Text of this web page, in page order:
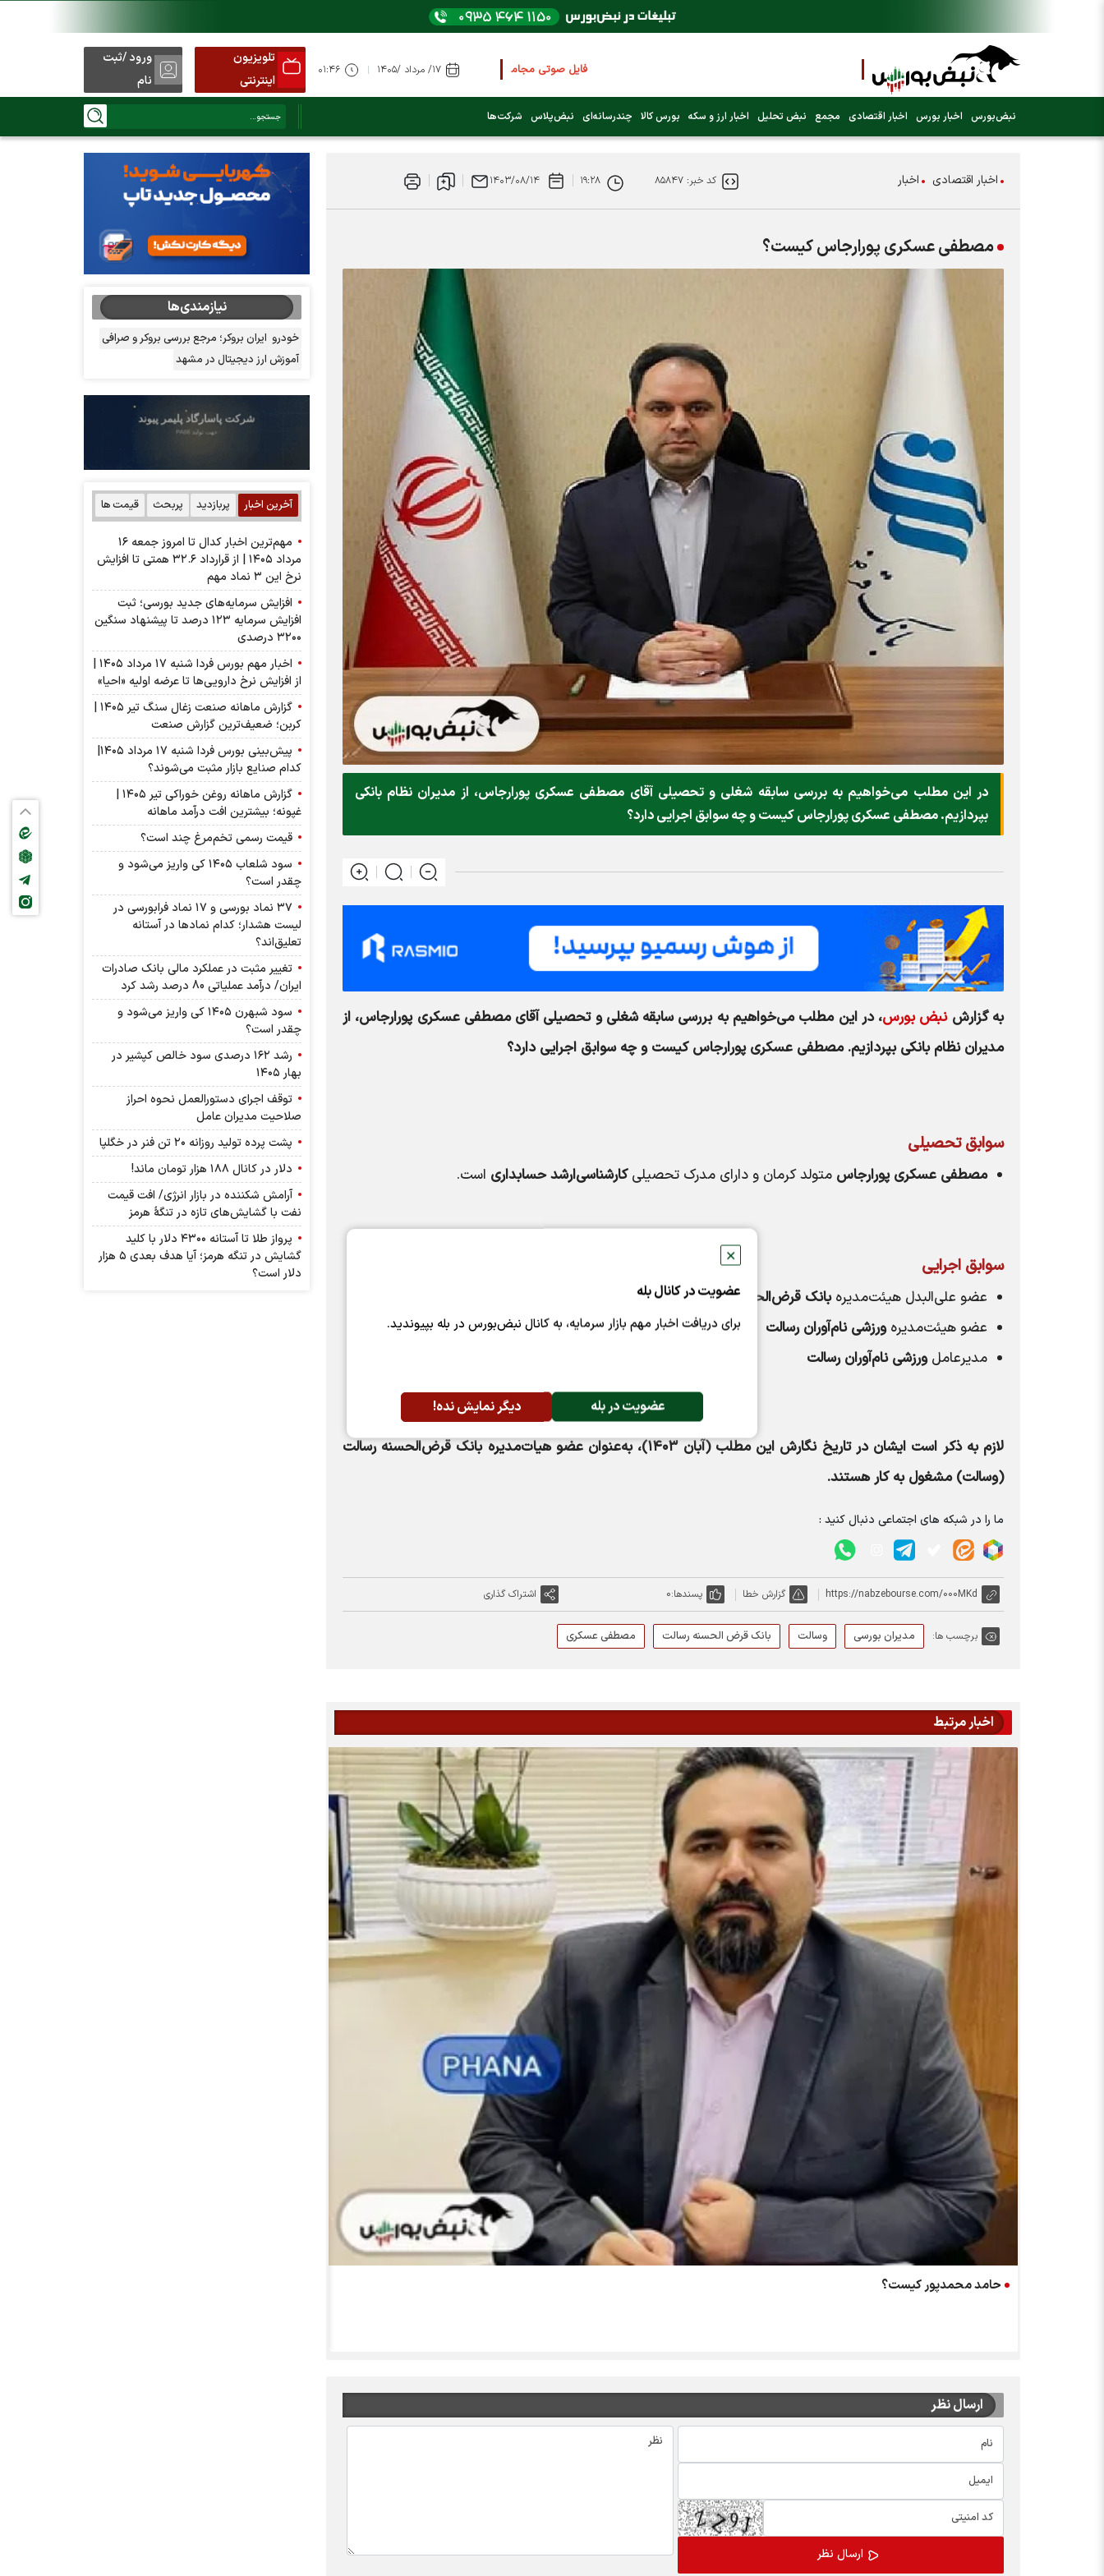
فایل صوتی مجامع و کنفرانس هارا از اینجا گوش کنید
عرضه اولیه بعدی کدام نماد است؟ (کلیک کنید)
تلویزیون
اینترنتی
ورود /ثبت
نام
نبض‌بورس اخبار بورس اخبار اقتصادی مجمع نبض تحلیل اخبار ارز و سکه بورس کالا چندرسانه‌ای نبض‌پلاس شرکت‌ها
✕
عضویت در کانال بله
برای دریافت اخبار مهم بازار سرمایه، به کانال نبض‌بورس در بله بپیوندید.
عضویت در بله دیگر نمایش نده!
اخبار اقتصادی اخبار کد خبر: ۸۵۸۴۷ ۱۹:۲۸ ۱۴۰۳/۰۸/۱۴
مصطفی عسکری پورارجاس کیست؟
در این مطلب می‌خواهیم به بررسی سابقه شغلی و تحصیلی آقای مصطفی عسکری پورارجاس، از مدیران نظام بانکی
بپردازیم. مصطفی عسکری پورارجاس کیست و چه سوابق اجرایی دارد؟
به گزارشنبض بورس، در این مطلب می‌خواهیم به بررسی سابقه شغلی و تحصیلی آقای مصطفی عسکری پورارجاس، از
مدیران نظام بانکی بپردازیم. مصطفی عسکری پورارجاس کیست و چه سوابق اجرایی دارد؟
سوابق تحصیلی
مصطفی عسکری پورارجاس متولد کرمان و دارای مدرک تحصیلیکارشناسی‌ارشد حسابداری است.
سوابق اجرایی
عضو علی‌البدل هیئت‌مدیرهبانک قرض‌الحسنه رسالت
عضو هیئت‌مدیرهورزشی نام‌آوران رسالت
مدیرعاملورزشی نام‌آوران رسالت
لازم به ذکر است ایشان در تاریخ نگارش این مطلب (آبان ۱۴۰۳)، به‌عنوان عضو هیات‌‌مدیره بانک قرض‌الحسنه رسالت
(وسالت) مشغول به کار هستند.
ما را در شبکه های اجتماعی دنبال کنید :
https://nabzebourse.com/000MKd گزارش خطا پسندها:0 اشتراک گذاری
برچسب ها: مدیران بورسی وسالت بانک قرض الحسنه رسالت مصطفی عسکری
اخبار مرتبط
حامد محمدپور کیست؟
ارسال نظر
نیازمندی‌ها
خودرو ایران بروکر؛ مرجع بررسی بروکر و صرافی
آموزش ارز دیجیتال در مشهد
آخرین اخبار پربازدید پربحث قیمت ها
مهم‌ترین اخبار کدال تا امروز جمعه ۱۶
مرداد ۱۴۰۵ | از قرارداد ۳۲.۶ همتی تا افزایش
نرخ این ۳ نماد مهم
افزایش سرمایه‌های جدید بورسی؛ ثبت
افزایش سرمایه ۱۲۳ درصد تا پیشنهاد‌ سنگین
۳۲۰۰ درصدی
اخبار مهم بورس فردا شنبه ۱۷ مرداد ۱۴۰۵ |
از افزایش نرخ دارویی‌ها تا عرضه اولیه «احیا»
گزارش ماهانه صنعت زغال سنگ تیر ۱۴۰۵ |
کربن؛ ضعیف‌ترین گزارش صنعت
پیش‌بینی بورس فردا شنبه ۱۷ مرداد ۱۴۰۵|
کدام صنایع بازار مثبت می‌شوند؟
گزارش ماهانه روغن خوراکی تیر ۱۴۰۵ |
غپونه؛ بیشترین افت درآمد ماهانه
قیمت رسمی تخم‌مرغ چند است؟
سود شلعاب ۱۴۰۵ کی واریز می‌شود و
چقدر است؟
۳۷ نماد بورسی و ۱۷ نماد فرابورسی در
لیست هشدار؛ کدام نماد‌ها در آستانه
تعلیق‌اند؟
تغییر مثبت در عملکرد مالی بانک صادرات
ایران/ درآمد عملیاتی 80 درصد رشد کرد
سود شبهرن ۱۴۰۵ کی واریز می‌شود و
چقدر است؟
رشد ۱۶۲ درصدی سود خالص کپشیر در
بهار ۱۴۰۵
توقف اجرای دستورالعمل نحوه احراز
صلاحیت مدیران عامل
پشت پرده تولید روزانه ۲۰ تن فنر در خگلپا
دلار در کانال ۱۸۸ هزار تومان ماند!
آرامش شکننده در بازار انرژی/ افت قیمت
نفت با گشایش‌های تازه در تنگۀ هرمز
پرواز طلا تا آستانه ۴۳۰۰ دلار با کلید
گشایش در تنگه هرمز؛ آیا هدف بعدی ۵ هزار
دلار است؟